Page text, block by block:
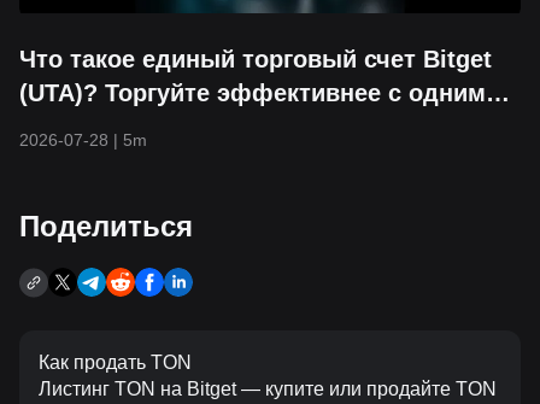
Что такое единый торговый счет Bitget
(UTA)? Торгуйте эффективнее с одним
2026-07-28 | 5m
Поделиться
Как продать TON
Листинг TON на Bitget — купите или продайте TON